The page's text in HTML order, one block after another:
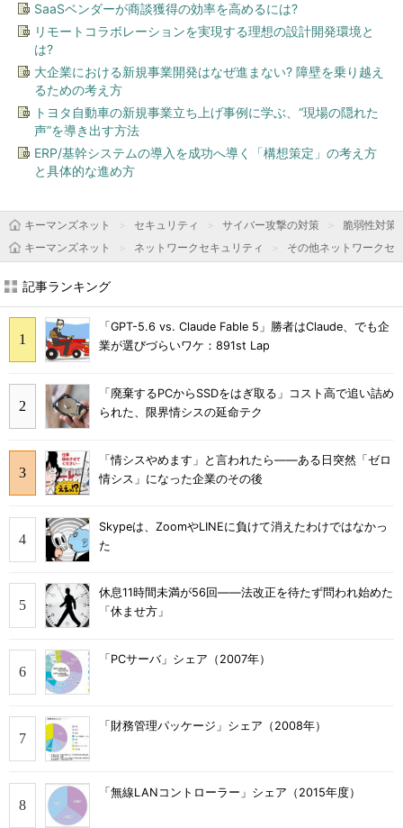
SaaSベンダーが商談獲得の効率を高めるには?
リモートコラボレーションを実現する理想の設計開発環境と
は?
大企業における新規事業開発はなぜ進まない? 障壁を乗り越え
るための考え方
トヨタ自動車の新規事業立ち上げ事例に学ぶ、“現場の隠れた
声”を導き出す方法
ERP/基幹システムの導入を成功へ導く「構想策定」の考え方
と具体的な進め方
キーマンズネット セキュリティ サイバー攻撃の対策
脆弱性対策
キーマンズネット
ネットワークセキュリティ その他ネットワークセ
記事ランキング
「GPT-5.6 vs. Claude Fable 5」勝者はClaude、でも企
業が選びづらいワケ：891st Lap
「廃棄するPCからSSDをはぎ取る」コスト高で追い詰め
られた、限界情シスの延命テク
「情シスやめます」と言われたら――ある日突然「ゼロ
情シス」になった企業のその後
Skypeは、ZoomやLINEに負けて消えたわけではなかっ
た
休息11時間未満が56回――法改正を待たず問われ始めた
「休ませ方」
「PCサーバ」シェア（2007年）
「財務管理パッケージ」シェア（2008年）
「無線LANコントローラー」シェア（2015年度）